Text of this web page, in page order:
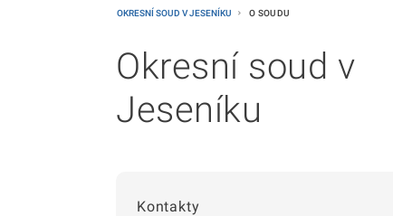
OKRESNÍ SOUD V JESENÍKU O SOUDU
Okresní soud v
Jeseníku
Kontakty